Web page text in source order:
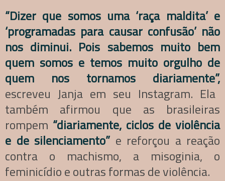
“Dizer que somos uma ‘raça maldita’ e
‘programadas para causar confusão’ não
nos diminui. Pois sabemos muito bem
quem somos e temos muito orgulho de
quem nos tornamos diariamente”,
escreveu Janja em seu Instagram. Ela
também afirmou que as brasileiras
rompem “diariamente, ciclos de violência
e de silenciamento” e reforçou a reação
contra o machismo, a misoginia, o
feminicídio e outras formas de violência.